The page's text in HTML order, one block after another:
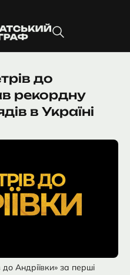
до
рекордну
в Україні
Андріївки» за перші